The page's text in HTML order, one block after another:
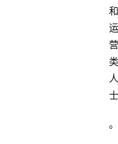
和
运
营
类
人
士
。